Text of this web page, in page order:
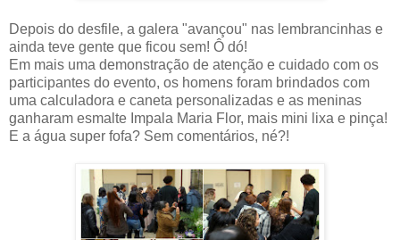
Depois do desfile, a galera "avançou" nas lembrancinhas e
ainda teve gente que ficou sem! Ô dó!
Em mais uma demonstração de atenção e cuidado com os
participantes do evento, os homens foram brindados com
uma calculadora e caneta personalizadas e as meninas
ganharam esmalte Impala Maria Flor, mais mini lixa e pinça!
E a água super fofa? Sem comentários, né?!